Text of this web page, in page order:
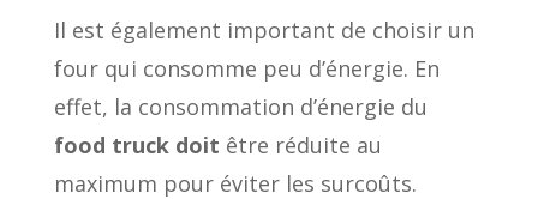
Il est également important de choisir un
four qui consomme peu d’énergie. En
effet, la consommation d’énergie du
food truck doit être réduite au
maximum pour éviter les surcoûts.